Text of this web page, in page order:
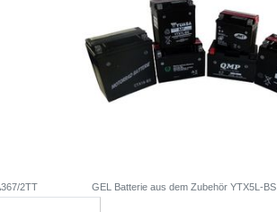
2TT GEL Batterie aus dem Zubehör YTX5L-BS